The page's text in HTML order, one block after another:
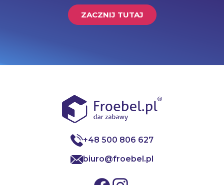
ZACZNIJ TUTAJ
+48 500 806 627
biuro@froebel.pl